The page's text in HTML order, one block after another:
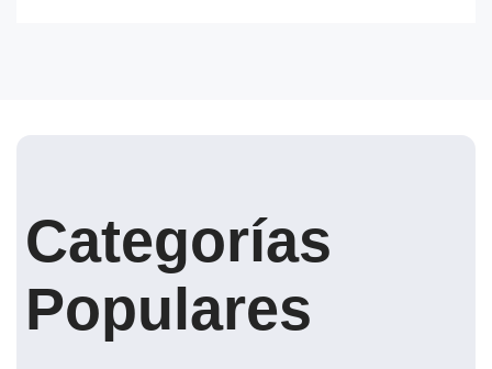
Categorías
Populares